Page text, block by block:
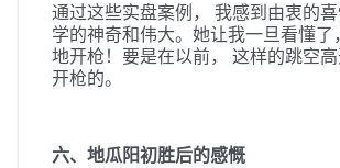
通过这些实盘案例， 我感到由衷的
学的神奇和伟大。她让我一旦看懂
地开枪！要是在以前， 这样的跳空
开枪的。
六、地瓜阳初胜后的感慨